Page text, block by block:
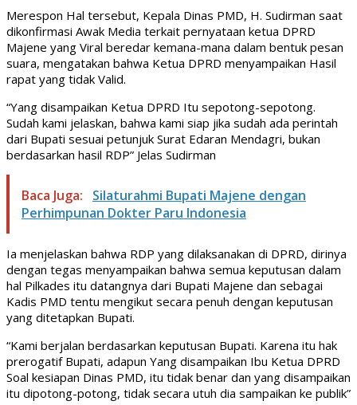
Merespon Hal tersebut, Kepala Dinas PMD, H. Sudirman saat
dikonfirmasi Awak Media terkait pernyataan ketua DPRD
Majene yang Viral beredar kemana-mana dalam bentuk pesan
suara, mengatakan bahwa Ketua DPRD menyampaikan Hasil
rapat yang tidak Valid.
“Yang disampaikan Ketua DPRD Itu sepotong-sepotong.
Sudah kami jelaskan, bahwa kami siap jika sudah ada perintah
dari Bupati sesuai petunjuk Surat Edaran Mendagri, bukan
berdasarkan hasil RDP” Jelas Sudirman
Baca Juga:
Silaturahmi Bupati Majene dengan
Perhimpunan Dokter Paru Indonesia
Ia menjelaskan bahwa RDP yang dilaksanakan di DPRD, dirinya
dengan tegas menyampaikan bahwa semua keputusan dalam
hal Pilkades itu datangnya dari Bupati Majene dan sebagai
Kadis PMD tentu mengikut secara penuh dengan keputusan
yang ditetapkan Bupati.
“Kami berjalan berdasarkan keputusan Bupati. Karena itu hak
prerogatif Bupati, adapun Yang disampaikan Ibu Ketua DPRD
Soal kesiapan Dinas PMD, itu tidak benar dan yang disampaikan
itu dipotong-potong, tidak secara utuh dia sampaikan ke publik”